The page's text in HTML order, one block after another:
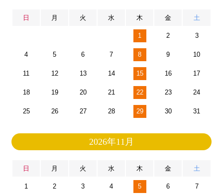
日 月 火 水 木 金 土
1 2 3
4 5 6 7 8 9 10
11 12 13 14 15 16 17
18 19 20 21 22 23 24
25 26 27 28 29 30 31
2026年11月
日 月 火 水 木 金 土
1 2 3 4 5 6 7